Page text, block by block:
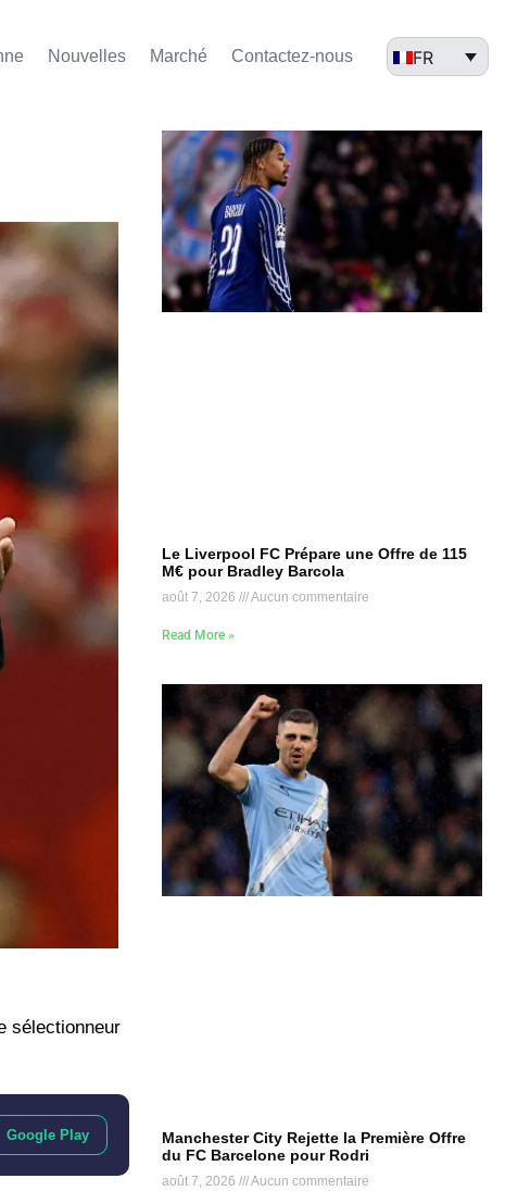
Nouvelles Marché​ Contactez-nous FR
sélectionneur
Google Play
Le Liverpool FC Prépare une Offre de 115
M€ pour Bradley Barcola
août 7, 2026 Aucun commentaire
Read More »
Manchester City Rejette la Première Offre
du FC Barcelone pour Rodri
août 7, 2026 Aucun commentaire